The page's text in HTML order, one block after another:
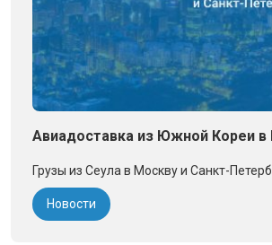
Авиадоставка из Южной Кореи
Грузы из Сеула в Москву и Санкт-
Новости